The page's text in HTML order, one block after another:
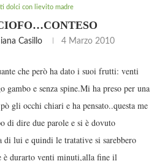
dolci con lievito madre
Casillo 4 Marzo 2010
che però ha dato i suoi frutti: venti
e senza spine.Mi ha preso per una
gli occhi chiari e ha pensato..questa me
di dire due parole e si è dovuto
di lui e quindi le tratative si sarebbero
è durarto venti minuti,alla fine il